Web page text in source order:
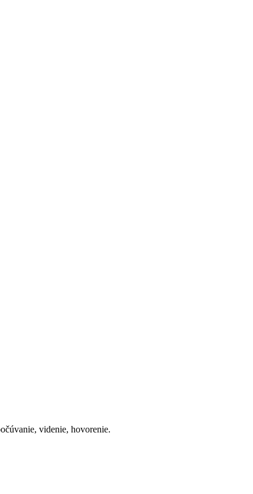
videnie, hovorenie.